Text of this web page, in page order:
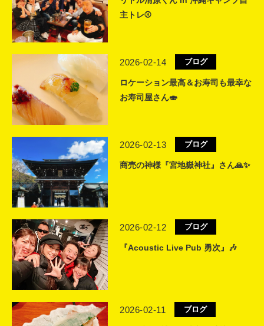
主トレ⚾️
2026-02-14 ブログ
ロケーション最高＆お寿司も最幸な
お寿司屋さん🍣
2026-02-13 ブログ
商売の神様『宮地嶽神社』さん🙏✨
2026-02-12 ブログ
『Acoustic Live Pub 勇次』🎶
2026-02-11 ブログ